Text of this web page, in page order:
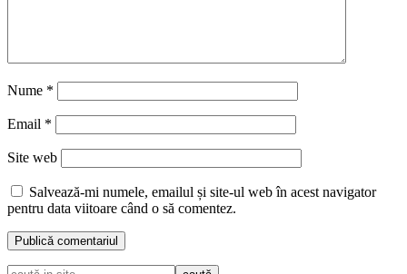
Nume *
Email *
Site web
Salvează-mi numele, emailul și site-ul web în acest navigator
pentru data viitoare când o să comentez.